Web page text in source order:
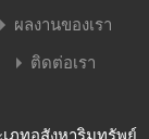
ผลงานของเรา
ติดต่อเรา